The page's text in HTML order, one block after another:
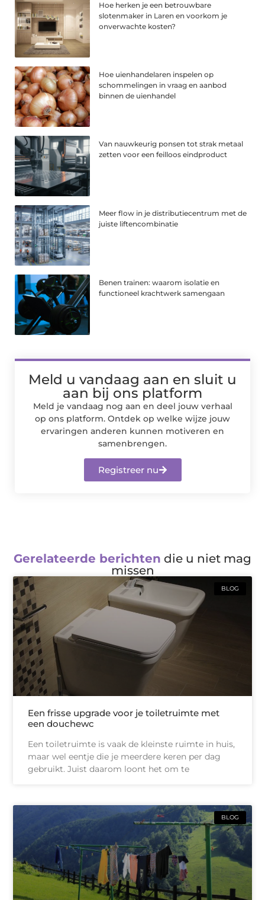
Hoe herken je een betrouwbare
slotenmaker in Laren en voorkom je
onverwachte kosten?
Hoe uienhandelaren inspelen op
schommelingen in vraag en aanbod
binnen de uienhandel
Van nauwkeurig ponsen tot strak metaal
zetten voor een feilloos eindproduct
Meer flow in je distributiecentrum met de
juiste liftencombinatie
Benen trainen: waarom isolatie en
functioneel krachtwerk samengaan
Meld u vandaag aan en sluit u
aan bij ons platform
Meld je vandaag nog aan en deel jouw verhaal
op ons platform. Ontdek op welke wijze jouw
ervaringen anderen kunnen motiveren en
samenbrengen.
Registreer nu
Gerelateerde berichten die u niet mag
missen
BLOG
Een frisse upgrade voor je toiletruimte met
een douchewc
Een toiletruimte is vaak de kleinste ruimte in huis,
maar wel eentje die je meerdere keren per dag
gebruikt. Juist daarom loont het om te
BLOG